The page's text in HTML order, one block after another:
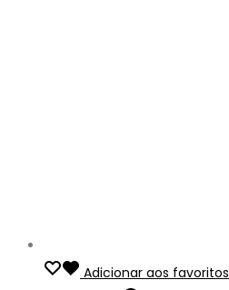
Adicionar aos favoritos